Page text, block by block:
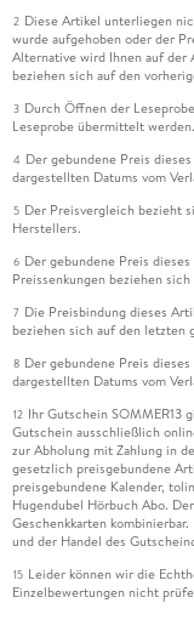
2 Diese Artikel unterliegen
wurde aufgehoben oder der
Alternative wird Ihnen auf der
beziehen sich auf den
3 Durch Öffnen der
Leseprobe übermittelt werden.
4 Der gebundene Preis
dargestellten Datums vom
5 Der Preisvergleich bezieht
Herstellers.
6 Der gebundene Preis
Preissenkungen beziehen
7 Die Preisbindung dieses
beziehen sich auf den letzten
8 Der gebundene Preis
dargestellten Datums vom
12 Ihr Gutschein SOMMER13
Gutschein ausschließlich
zur Abholung mit Zahlung in
gesetzlich preisgebundene
preisgebundene Kalender,
Hugendubel Hörbuch Abo.
Geschenkkarten
und der Handel des
15 Leider können wir die
Einzelbewertungen nicht